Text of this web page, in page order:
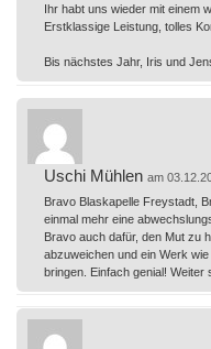
Ihr habt uns wieder mit einem
Erstklassige Leistung, tolles
Bis nächstes Jahr, Iris und
Uschi Mühlen am
Bravo Blaskapelle Freystadt,
einmal mehr eine
Bravo auch dafür, den Mut zu
abzuweichen und ein Werk
bringen. Einfach genial! Weiter